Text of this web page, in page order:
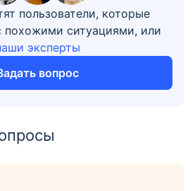
пользователи, которые
похожими ситуациями, или
эксперты
вопрос